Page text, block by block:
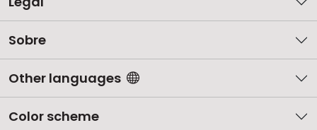
Sobre
Other languages
Color scheme